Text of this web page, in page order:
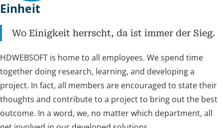
Einheit
Wo Einigkeit herrscht, da ist immer der Sieg.
HDWEBSOFT is home to all employees. We spend time
together doing research, learning, and developing a
project. In fact, all members are encouraged to state their
thoughts and contribute to a project to bring out the best
outcome. In a word, we, no matter which department, all